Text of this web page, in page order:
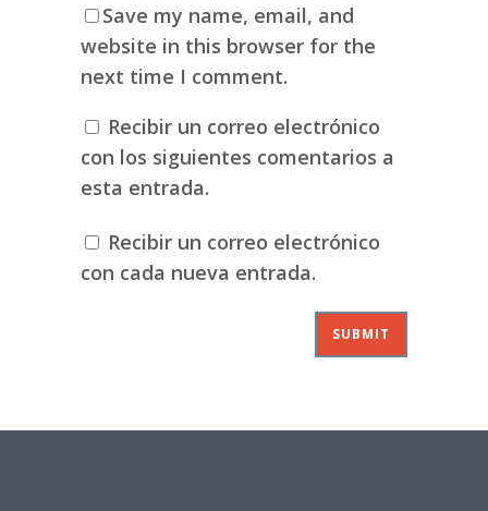
Save my name, email, and
website in this browser for the
next time I comment.
Recibir un correo electrónico
con los siguientes comentarios a
esta entrada.
Recibir un correo electrónico
con cada nueva entrada.